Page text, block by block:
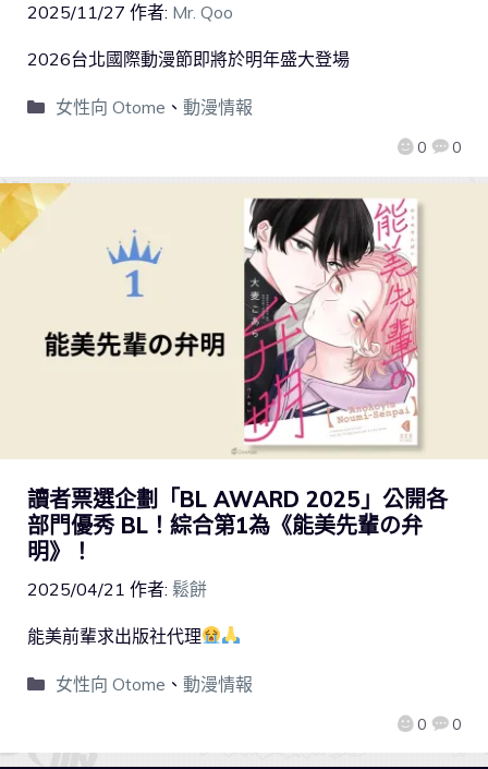
2025/11/27 作者: Mr. Qoo
0 0
2026台北國際動漫節即將於明年盛大登場
女性向 Otome 、 動漫情報
讀者票選企劃「BL AWARD 2025」公開各
部門優秀 BL！綜合第1為《能美先輩の弁
明》！
2025/04/21 作者: 鬆餅
0 0
能美前輩求出版社代理
女性向 Otome 、 動漫情報